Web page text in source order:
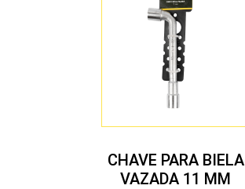
CHAVE PARA BIELA
VAZADA 11 MM